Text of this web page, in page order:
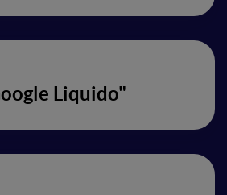
Liquido"